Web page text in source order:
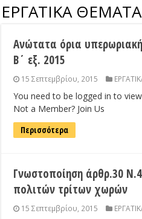
ΕΡΓΑΤΙΚΑ ΘΕΜΑΤΑ
Ανώτατα όρια
Β΄ εξ. 2015
15 Σεπτεμβρίου, 2015
You need to be logged in to
Not a Member? Join Us
Περισσότερα
Γνωστοποίηση άρθρ.30
πολιτών τρίτων χωρών
15 Σεπτεμβρίου, 2015